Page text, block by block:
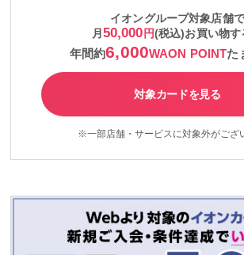
イオングループ対象店舗で
月 50,000 円(税込)お買い物す
年間約6,000WAON POINTた
対象カードを見る
※一部店舗・サービスに対象外がござ